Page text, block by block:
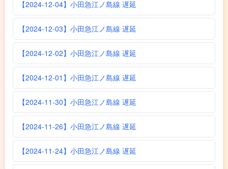
【2024-12-04】小田急江ノ島線 遅延
【2024-12-03】小田急江ノ島線 遅延
【2024-12-02】小田急江ノ島線 遅延
【2024-12-01】小田急江ノ島線 遅延
【2024-11-30】小田急江ノ島線 遅延
【2024-11-26】小田急江ノ島線 遅延
【2024-11-24】小田急江ノ島線 遅延